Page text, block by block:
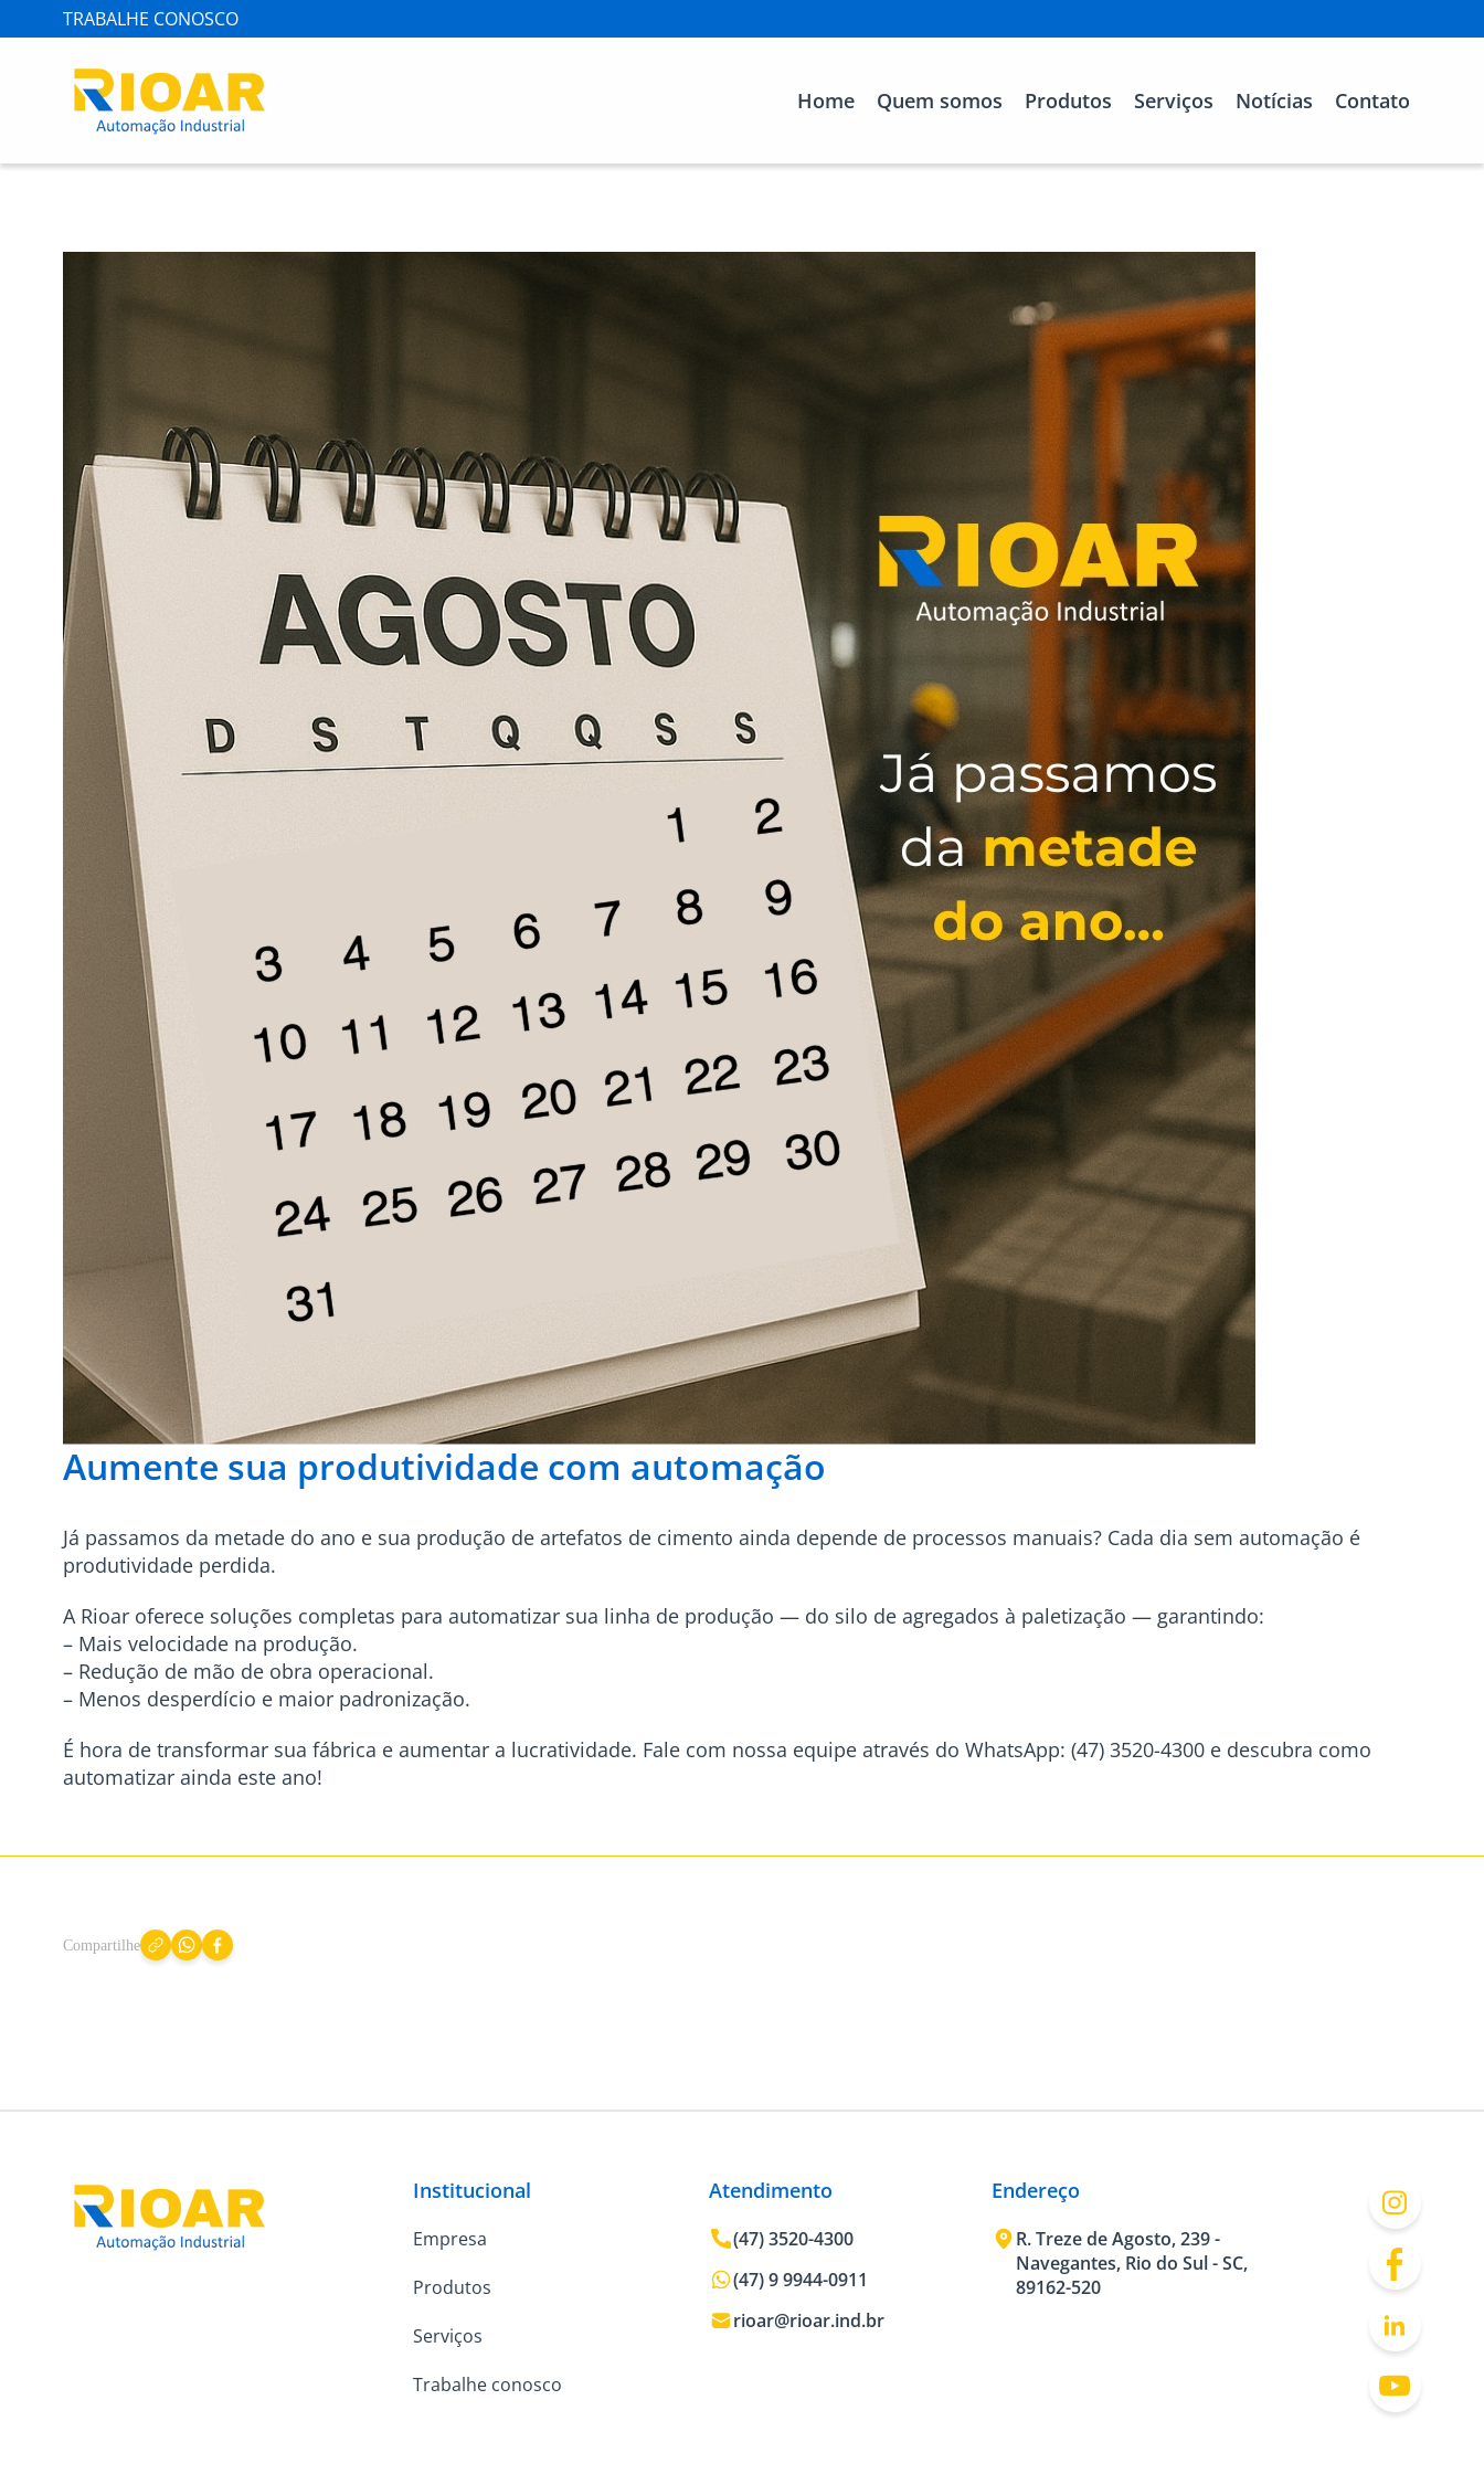
TRABALHE CONOSCO
Home Quem somos Produtos Serviços Notícias Contato
Aumente sua produtividade com automação
Já passamos da metade do ano e sua produção de artefatos de cimento ainda depende de processos manuais? Cada dia sem automação é
produtividade perdida.
A Rioar oferece soluções completas para automatizar sua linha de produção — do silo de agregados à paletização — garantindo:
– Mais velocidade na produção.
– Redução de mão de obra operacional.
– Menos desperdício e maior padronização.
É hora de transformar sua fábrica e aumentar a lucratividade. Fale com nossa equipe através do WhatsApp: (47) 3520-4300 e descubra como
automatizar ainda este ano!
Compartilhe
Institucional
Empresa
Produtos
Serviços
Trabalhe conosco
Atendimento
(47) 3520-4300
(47) 9 9944-0911
rioar@rioar.ind.br
Endereço
R. Treze de Agosto, 239 -
Navegantes, Rio do Sul - SC,
89162-520